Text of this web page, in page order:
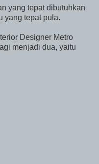
yang tepat dibutuhkan
yang tepat pula.
Designer Metro
menjadi dua, yaitu